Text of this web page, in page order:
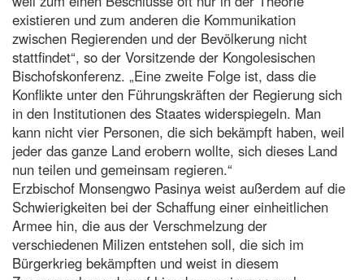
existieren und zum anderen die Kommunikation
zwischen Regierenden und der Bevölkerung nicht
stattfindet“, so der Vorsitzende der Kongolesischen
Bischofskonferenz. „Eine zweite Folge ist, dass die
Konflikte unter den Führungskräften der Regierung sich
in den Institutionen des Staates widerspiegeln. Man
kann nicht vier Personen, die sich bekämpft haben, weil
jeder das ganze Land erobern wollte, sich dieses Land
nun teilen und gemeinsam regieren.“
Erzbischof Monsengwo Pasinya weist außerdem auf die
Schwierigkeiten bei der Schaffung einer einheitlichen
Armee hin, die aus der Verschmelzung der
verschiedenen Milizen entstehen soll, die sich im
Bürgerkrieg bekämpften und weist in diesem